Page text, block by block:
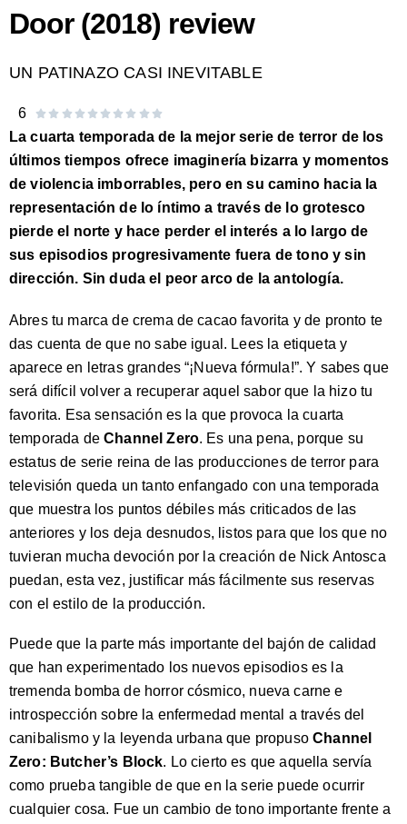
Door (2018) review
UN PATINAZO CASI INEVITABLE
6          Valorado
con
0
de
10
La cuarta temporada de la mejor serie de terror de los
últimos tiempos ofrece imaginería bizarra y momentos
de violencia imborrables, pero en su camino hacia la
representación de lo íntimo a través de lo grotesco
pierde el norte y hace perder el interés a lo largo de
sus episodios progresivamente fuera de tono y sin
dirección. Sin duda el peor arco de la antología.
Abres tu marca de crema de cacao favorita y de pronto te
das cuenta de que no sabe igual. Lees la etiqueta y
aparece en letras grandes “¡Nueva fórmula!”. Y sabes que
será difícil volver a recuperar aquel sabor que la hizo tu
favorita. Esa sensación es la que provoca la cuarta
temporada deChannel Zero. Es una pena, porque su
estatus de serie reina de las producciones de terror para
televisión queda un tanto enfangado con una temporada
que muestra los puntos débiles más criticados de las
anteriores y los deja desnudos, listos para que los que no
tuvieran mucha devoción por la creación de Nick Antosca
puedan, esta vez, justificar más fácilmente sus reservas
con el estilo de la producción.
Puede que la parte más importante del bajón de calidad
que han experimentado los nuevos episodios es la
tremenda bomba de horror cósmico, nueva carne e
introspección sobre la enfermedad mental a través del
canibalismo y la leyenda urbana que propusoChannel
Zero: Butcher’s Block. Lo cierto es que aquella servía
como prueba tangible de que en la serie puede ocurrir
cualquier cosa. Fue un cambio de tono importante frente a